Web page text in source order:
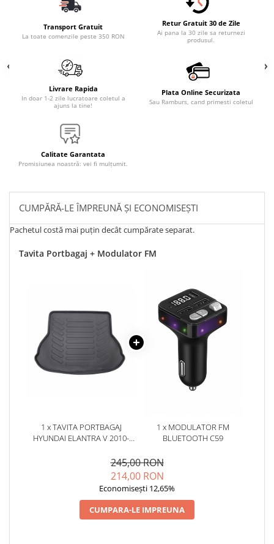
Transport Gratuit
La toate comenzile peste 350 RON
Retur Gratuit 30 de Zile
Ai pana la 30 zile sa returnezi
produsul.
Livrare Rapida
In doar 1-2 zile lucratoare coletul a
ajuns la tine!
Plata Online Securizata
Sau Ramburs, cand primesti coletul
Calitate Garantata
Promisiunea noastră: vei fi mulțumit.
CUMPĂRĂ-LE ÎMPREUNĂ ȘI ECONOMISEȘTI
Pachetul costă mai puțin decât cumpărate separat.
Tavita Portbagaj + Modulator FM
1 x TAVITA PORTBAGAJ
HYUNDAI ELANTRA V 2010-
1 x MODULATOR FM
BLUETOOTH C59
245,00 RON
214,00 RON
Economisești 12,65%
CUMPARA-LE IMPREUNA